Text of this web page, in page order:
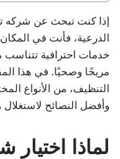
إذا كنت تبحث عن شركه
الدرعية، فأنت في
خدمات احترافية تتناسب
مريحًا وصحيًا. في هذا
التنظيف، من الأنواع
وأفضل النصائح
لماذا